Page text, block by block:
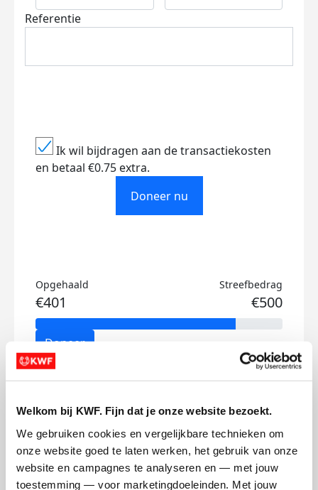
Welkom bij KWF. Fijn dat je onze website bezoekt.
We gebruiken cookies en vergelijkbare technieken om
onze website goed te laten werken, het gebruik van onze
website en campagnes te analyseren en — met jouw
toestemming — voor marketingdoeleinden. Met jouw
Referentie
Ik wil bijdragen aan de transactiekosten
en betaal €0.75 extra.
Doneer nu
Opgehaald
€401
Streefbedrag
€500
Doneer
Chanté's badges